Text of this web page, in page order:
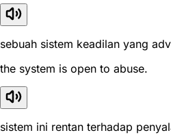
sebuah sistem keadilan yang
the system is open to abuse.
sistem ini rentan terhadap